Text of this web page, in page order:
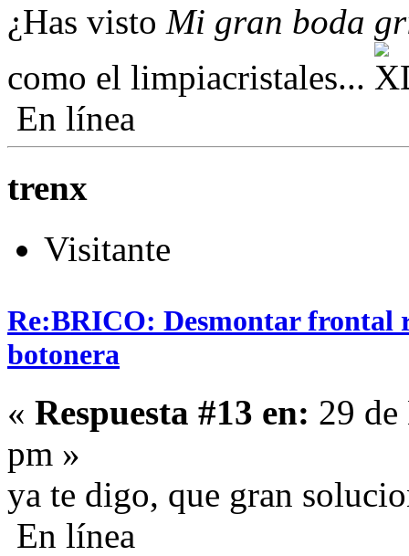
¿Has visto Mi gran boda
como el limpiacristales...
En línea
trenx
Visitante
Re:BRICO: Desmontar frontal
botonera
« Respuesta #13 en: 29
pm »
ya te digo, que gran
En línea